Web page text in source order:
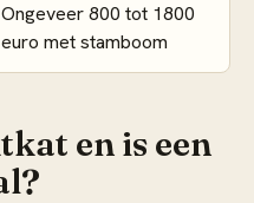
Ongeveer 800 tot 1800
euro met stamboom
en is een